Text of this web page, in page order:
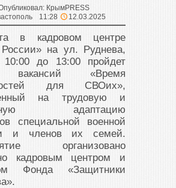
КрымPRESS
11:28 12.03.2025
в кадровом центре
на ул. Руднева,
до 13:00 пройдет
вакансий «Время
для СВОих»,
на трудовую и
адаптацию
специальной военной
и членов их семей.
организовано
кадровым центром и
Фонда «Защитники